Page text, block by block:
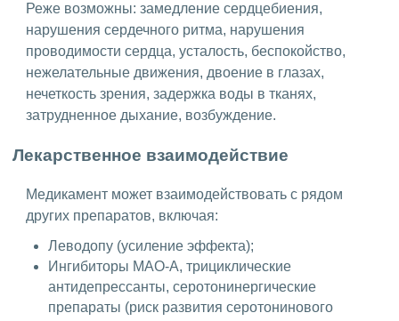
Реже возможны: замедление сердцебиения,
нарушения сердечного ритма, нарушения
проводимости сердца, усталость, беспокойство,
нежелательные движения, двоение в глазах,
нечеткость зрения, задержка воды в тканях,
затрудненное дыхание, возбуждение.
Лекарственное взаимодействие
Медикамент может взаимодействовать с рядом
других препаратов, включая:
Леводопу (усиление эффекта);
Ингибиторы МАО-A, трициклические
антидепрессанты, серотонинергические
препараты (риск развития серотонинового